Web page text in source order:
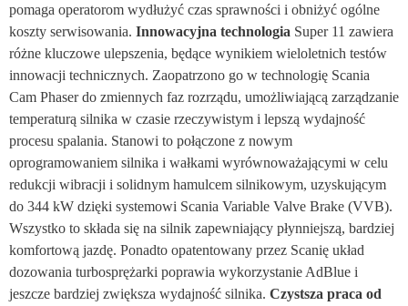
pomaga operatorom wydłużyć czas sprawności i obniżyć ogólne
koszty serwisowania. Innowacyjna technologia Super 11 zawiera
różne kluczowe ulepszenia, będące wynikiem wieloletnich testów
innowacji technicznych. Zaopatrzono go w technologię Scania
Cam Phaser do zmiennych faz rozrządu, umożliwiającą zarządzanie
temperaturą silnika w czasie rzeczywistym i lepszą wydajność
procesu spalania. Stanowi to połączone z nowym
oprogramowaniem silnika i wałkami wyrównoważającymi w celu
redukcji wibracji i solidnym hamulcem silnikowym, uzyskującym
do 344 kW dzięki systemowi Scania Variable Valve Brake (VVB).
Wszystko to składa się na silnik zapewniający płynniejszą, bardziej
komfortową jazdę. Ponadto opatentowany przez Scanię układ
dozowania turbosprężarki poprawia wykorzystanie AdBlue i
jeszcze bardziej zwiększa wydajność silnika. Czystsza praca od